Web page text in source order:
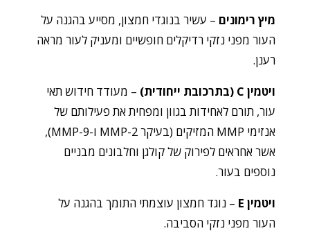
מיץ רימונים – עשיר בנוגדי חמצון, מסייע בהגנה על
העור מפני נזקי רדיקלים חופשיים ומעניק לעור מראה
רענן.
ויטמין C (בתרכובת ייחודית)
– מעודד חידוש תאי
עור, תורם לאחידות בגוון ומפחית את פעילותם של
אנזימי MMP המזיקים (בעיקר MMP-2 ו-MMP-9),
אשר אחראים לפירוק של קולגן וחלבונים מבניים
נוספים בעור.
ויטמין E
– נוגד חמצון עוצמתי התומך בהגנה על
העור מפני נזקי הסביבה.